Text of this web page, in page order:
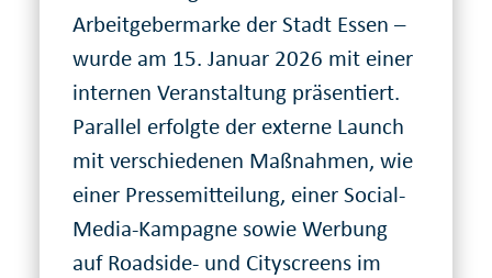
Arbeitgebermarke der Stadt Essen –
wurde am 15. Januar 2026 mit einer
internen Veranstaltung präsentiert.
Parallel erfolgte der externe Launch
mit verschiedenen Maßnahmen, wie
einer Pressemitteilung, einer Social-
Media-Kampagne sowie Werbung
auf Roadside- und Cityscreens im